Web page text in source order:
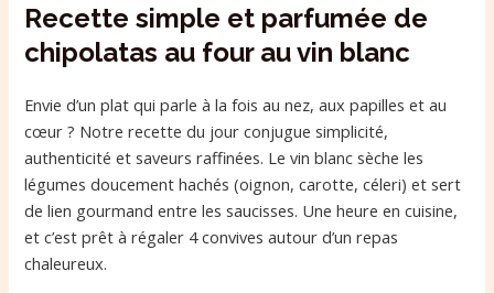
Recette simple et parfumée de
chipolatas au four au vin blanc
Envie d’un plat qui parle à la fois au nez, aux papilles et au
cœur ? Notre recette du jour conjugue simplicité,
authenticité et saveurs raffinées. Le vin blanc sèche les
légumes doucement hachés (oignon, carotte, céleri) et sert
de lien gourmand entre les saucisses. Une heure en cuisine,
et c’est prêt à régaler 4 convives autour d’un repas
chaleureux.